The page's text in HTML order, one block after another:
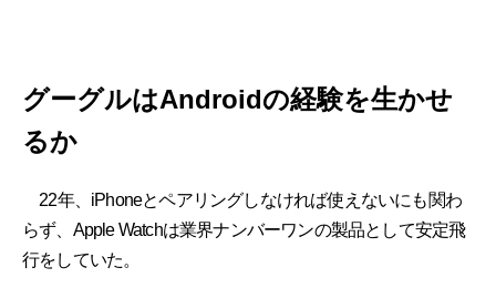
グーグルはAndroidの経験を生かせ
るか
22年、iPhoneとペアリングしなければ使えないにも関わ
らず、Apple Watchは業界ナンバーワンの製品として安定飛
行をしていた。